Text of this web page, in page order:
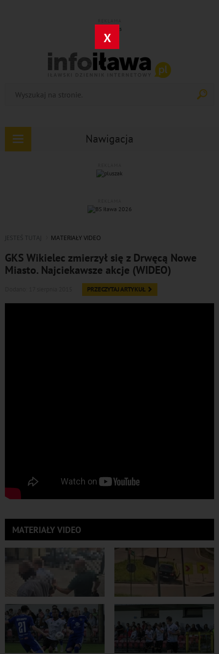
X
Nawigacja
Rozwiń
JESTEŚ TUTAJ MATERIAŁY VIDEO
GKS Wikielec zmierzył się z Drwęcą Nowe
Miasto. Najciekawsze akcje (WIDEO)
PRZECZYTAJ ARTYKUŁ
MATERIAŁY VIDEO